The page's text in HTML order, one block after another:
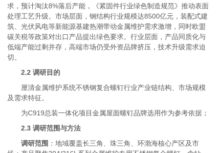
求，预计淘汰8%落后产能，《紧固件行业绿色制造规范》推动表面
处理工艺升级。市场层面，钢结构行业规模达8500亿元，装配式建
筑、光伏风电等新能源基建热潮带动金属维护需求激增，同时欧盟
碳关税等政策对出口产品提出绿色要求。行业层面，产品同质化与
低端产能过剩并存，高端市场仍受外资品牌挤压，技术升级需求迫
切。
2.2 调研目的
厘清金属维护系统不锈钢复合螺钉行业产业链结构、市场规模
及需求特征。
为C919总装一体化项目金属屋面螺钉品牌选用作为参考依据；
2.3 调研范围与方法
调研范围 ：地域覆盖长三角、珠三角、环渤海核心产区及市